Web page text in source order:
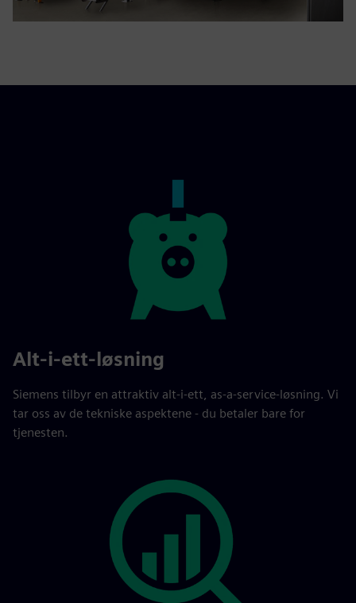
Alt-i-ett-løsning
Siemens tilbyr en attraktiv alt-i-ett, as-a-service-løsning. Vi
tar oss av de tekniske aspektene - du betaler bare for
tjenesten.